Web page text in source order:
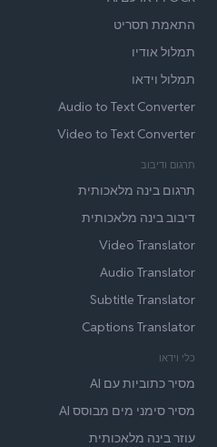
התאמת תסריט
תמלול אודיו
תמלול וידאו
Audio to Text Converter
Video to Text Converter
תרגום ודיבוב
תרגום בינה מלאכותית
דיבוב בינה מלאכותית
Video Translator
Audio Translator
Subtitle Translator
Captions Translator
כלי וידאו
מסיר כתוביות עם AI
מסיר סימני מים מבוסס AI
עוזר בינה מלאכותית